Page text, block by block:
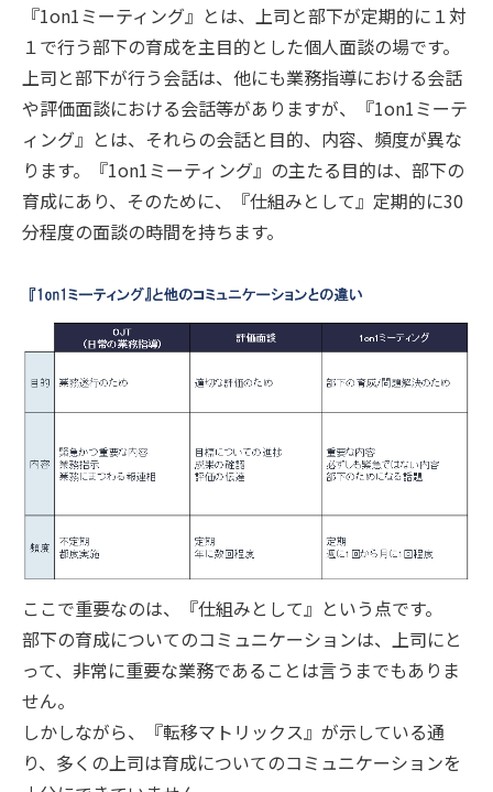
『1on1ミーティング』とは、上司と部下が定期的に１対
１で行う部下の育成を主目的とした個人面談の場です。
上司と部下が行う会話は、他にも業務指導における会話
や評価面談における会話等がありますが、『1on1ミーテ
ィング』とは、それらの会話と目的、内容、頻度が異な
ります。『1on1ミーティング』の主たる目的は、部下の
育成にあり、そのために、『仕組みとして』定期的に30
分程度の面談の時間を持ちます。
ここで重要なのは、『仕組みとして』という点です。
部下の育成についてのコミュニケーションは、上司にと
って、非常に重要な業務であることは言うまでもありま
せん。
しかしながら、『転移マトリックス』が示している通
り、多くの上司は育成についてのコミュニケーションを